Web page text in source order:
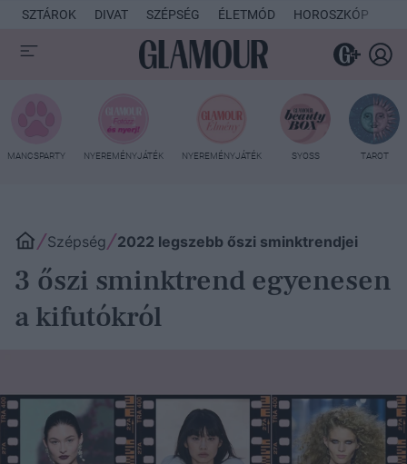
SZTÁROK DIVAT SZÉPSÉG ÉLETMÓD HOROSZKÓP
MANCSPARTY NYEREMÉNYJÁTÉK NYEREMÉNYJÁTÉK SYOSS TAROT
Szépség 2022 legszebb őszi sminktrendjei
3 őszi sminktrend egyenesen
a kifutókról